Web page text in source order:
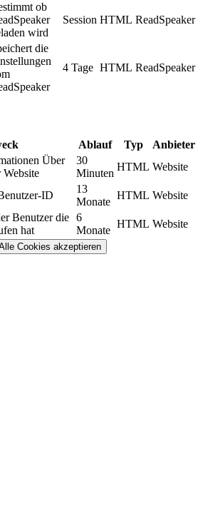
ob
wird
Session HTML ReadSpeaker
die
4 Tage HTML ReadSpeaker
Ablauf Typ
Anbieter
Über
Website
30
Minuten
HTML Website
ID
13
Monate
HTML Website
Benutzer die
hat
6
Monate
HTML Website
Cookies akzeptieren